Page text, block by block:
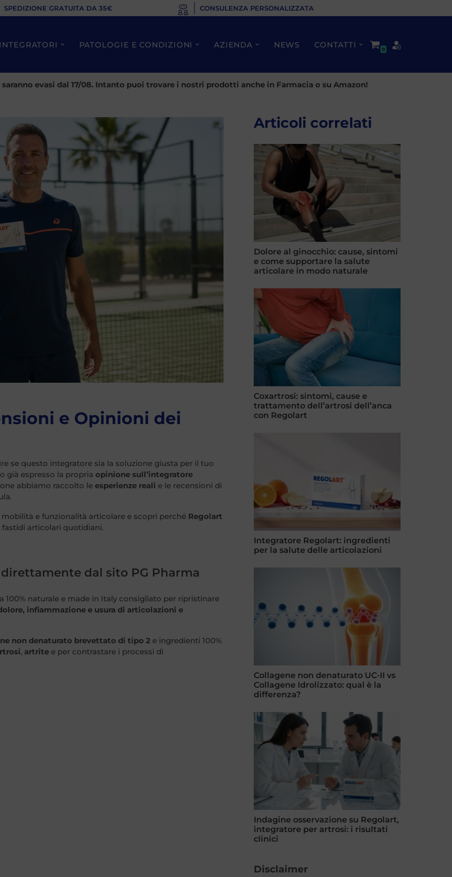
SPEDIZIONE GRATUITA DA 35€ CONSULENZA PERSONALIZZATA
PATOLOGIE E CONDIZIONI AZIENDA NEWS CONTATTI 0
evasi dal 17/08. Intanto puoi trovare i nostri prodotti anche in Farmacia o su Amazon!
e Opinioni dei
se questo integratore sia la soluzione giusta per il tuo
già espresso la propria opinione sull’integratore
abbiamo raccolto le esperienze reali e le recensioni di
mobilità e funzionalità articolare e scopri perché Regolart
articolari quotidiani.
dal sito PG Pharma
100% naturale e made in Italy consigliato per ripristinare
infiammazione e usura di articolazioni e
non denaturato brevettato di tipo 2 e ingredienti 100%
, artrite e per contrastare i processi di
Articoli correlati
Dolore al ginocchio: cause, sintomi
e come supportare la salute
articolare in modo naturale
Coxartrosi: sintomi, cause e
trattamento dell’artrosi dell’anca
con Regolart
Integratore Regolart: ingredienti
per la salute delle articolazioni
Collagene non denaturato UC-II vs
Collagene Idrolizzato: qual è la
differenza?
Indagine osservazione su Regolart,
integratore per artrosi: i risultati
clinici
Disclaimer